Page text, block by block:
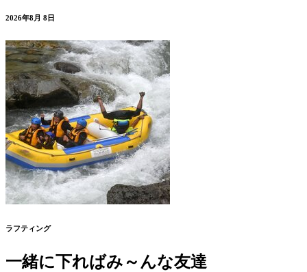
2026年8月 8日
ラフティング
一緒に下ればみ～んな友達